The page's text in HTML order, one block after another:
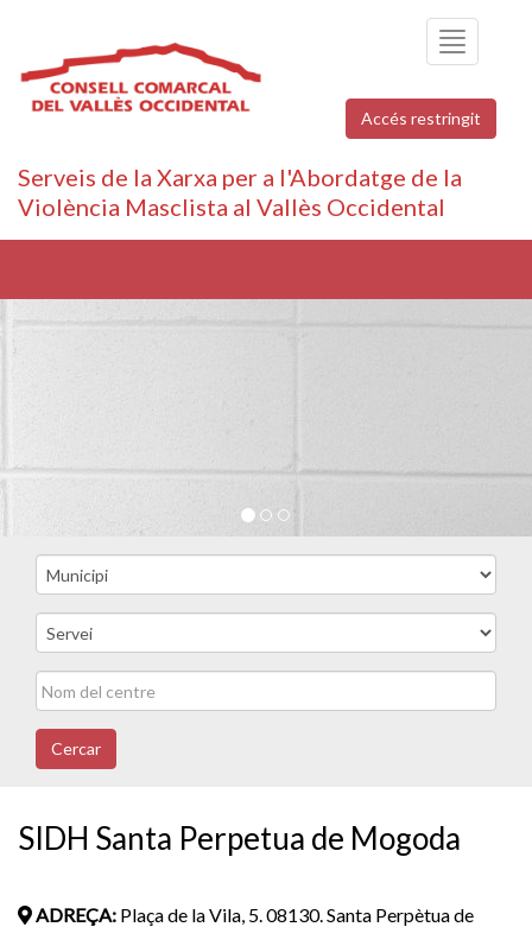
Toggle
navigation
Accés restringit
Serveis de la Xarxa per a l'Abordatge de la
Violència Masclista al Vallès Occidental
Cercar
SIDH Santa Perpetua de Mogoda
ADREÇA: Plaça de la Vila, 5. 08130. Santa Perpètua de